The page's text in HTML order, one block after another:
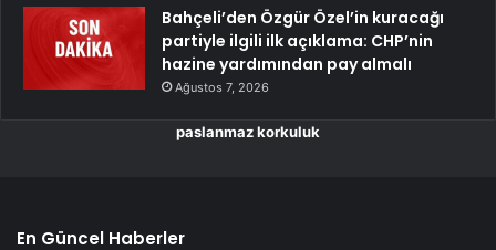
Bahçeli’den Özgür Özel’in kuracağı
partiyle ilgili ilk açıklama: CHP’nin
hazine yardımından pay almalı
Ağustos 7, 2026
paslanmaz korkuluk
En Güncel Haberler